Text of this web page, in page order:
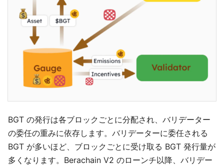
BGT の発行は各ブロックごとに分配され、バリデーター
の委任の重みに依存します。バリデーターに委任される
BGT が多いほど、ブロックごとに受け取る BGT 発行量が
多くなります。Berachain V2 のローンチ以降、バリデー